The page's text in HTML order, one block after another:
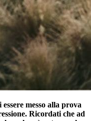
messo alla prova
Ricordati che ad